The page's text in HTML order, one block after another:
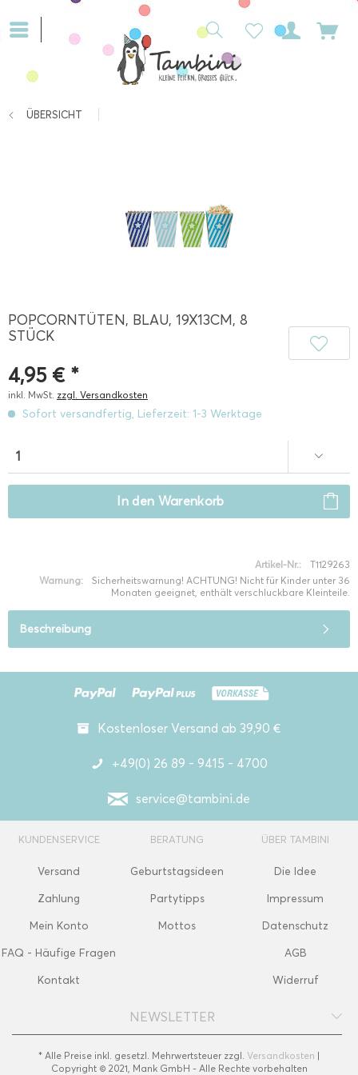
ÜBERSICHT
POPCORNTÜTEN, BLAU, 19X13CM, 8
STÜCK
4,95 € *
inkl. MwSt. zzgl. Versandkosten
Sofort versandfertig, Lieferzeit: 1-3 Werktage
In den Warenkorb
Artikel-Nr.:
T1129263
Warnung:
Sicherheitswarnung! ACHTUNG! Nicht für Kinder unter 36
Monaten geeignet, enthält verschluckbare Kleinteile.
Beschreibung
Kostenloser Versand ab 39,90 €
+49(0) 26 89 - 9415 - 4700
service@tambini.de
KUNDENSERVICE
Versand
Zahlung
Mein Konto
FAQ - Häufige Fragen
Kontakt
BERATUNG
Geburtstagsideen
Partytipps
Mottos
ÜBER TAMBINI
Die Idee
Impressum
Datenschutz
AGB
Widerruf
NEWSLETTER
* Alle Preise inkl. gesetzl. Mehrwertsteuer zzgl. Versandkosten |
Copyright © 2021, Mank GmbH - Alle Rechte vorbehalten